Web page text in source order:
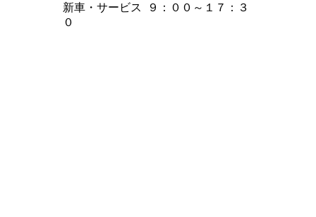
新車・サービス ９：００～１７：３
０